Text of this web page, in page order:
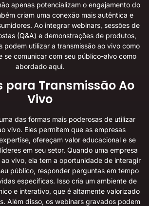
apenas potencializam o engajamento do
criam uma conexão mais autêntica e
Ao integrar webinars, sessões de
(Q&A) e demonstrações de produtos,
podem utilizar a transmissão ao vivo como
se comunicar com seu público-alvo como
abordado aqui.
para Transmissão Ao
Vivo
das formas mais poderosas de utilizar
vivo. Eles permitem que as empresas
ofereçam valor educacional e se
em seu setor. Quando uma empresa
vivo, ela tem a oportunidade de interagir
público, responder perguntas em tempo
específicas. Isso cria um ambiente de
e interativo, que é altamente valorizado
Além disso, os webinars gravados podem